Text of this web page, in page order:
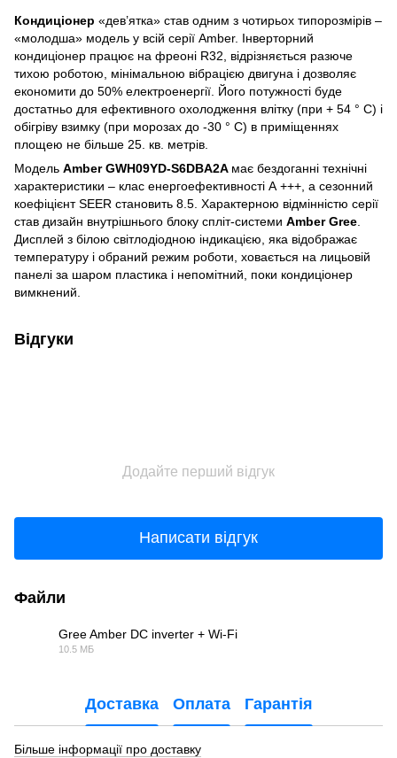
Кондиціонер «дев’ятка» став одним з чотирьох типорозмірів –
«молодша» модель у всій серії Amber. Інверторний
кондиціонер працює на фреоні R32, відрізняється разюче
тихою роботою, мінімальною вібрацією двигуна і дозволяє
економити до 50% електроенергії. Його потужності буде
достатньо для ефективного охолодження влітку (при + 54 ° С) і
обігріву взимку (при морозах до -30 ° С) в приміщеннях
площею не більше 25. кв. метрів.
Модель Amber GWH09YD-S6DBA2A має бездоганні технічні
характеристики – клас енергоефективності А +++, а сезонний
коефіцієнт SEER становить 8.5. Характерною відмінністю серії
став дизайн внутрішнього блоку спліт-системи Amber Gree
Дисплей з білою світлодіодною індикацією, яка відображає
температуру і обраний режим роботи, ховається на лицьовій
панелі за шаром пластика і непомітний, поки кондиціонер
вимкнений.
Відгуки
Додайте перший відгук
Написати відгук
Файли
Gree Amber DC inverter + Wi-Fi
10.5 МБ
Доставка Оплата Гарантія
Більше інформації про доставку